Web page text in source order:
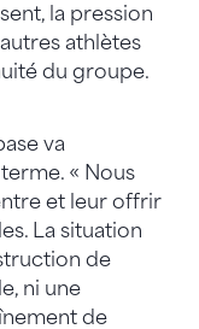
la pression
athlètes
du groupe.
va
« Nous
et leur offrir
La situation
de
ni une
de